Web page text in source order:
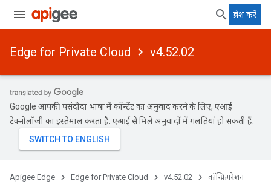
प्रवेश करें
Edge for Private Cloud v4.52.02
Google आपकी पसंदीदा भाषा में कॉन्टेंट का अनुवाद करने के लिए, एआई
टेक्नोलॉजी का इस्तेमाल करता है. एआई से मिले अनुवादों में गलतियां हो सकती हैं.
Apigee Edge Edge for Private Cloud v4.52.02 कॉन्फ़िगरेशन